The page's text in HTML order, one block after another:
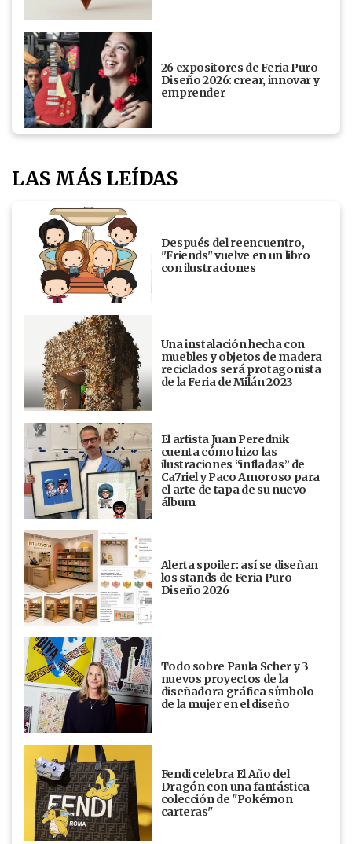
26 expositores de Feria Puro
Diseño 2026: crear, innovar y
emprender
LAS MÁS LEÍDAS
Después del reencuentro,
"Friends" vuelve en un libro
con ilustraciones
Una instalación hecha con
muebles y objetos de madera
reciclados será protagonista
de la Feria de Milán 2023
El artista Juan Perednik
cuenta cómo hizo las
ilustraciones “infladas” de
Ca7riel y Paco Amoroso para
el arte de tapa de su nuevo
álbum
Alerta spoiler: así se diseñan
los stands de Feria Puro
Diseño 2026
Todo sobre Paula Scher y 3
nuevos proyectos de la
diseñadora gráfica símbolo
de la mujer en el diseño
Fendi celebra El Año del
Dragón con una fantástica
colección de "Pokémon
carteras"